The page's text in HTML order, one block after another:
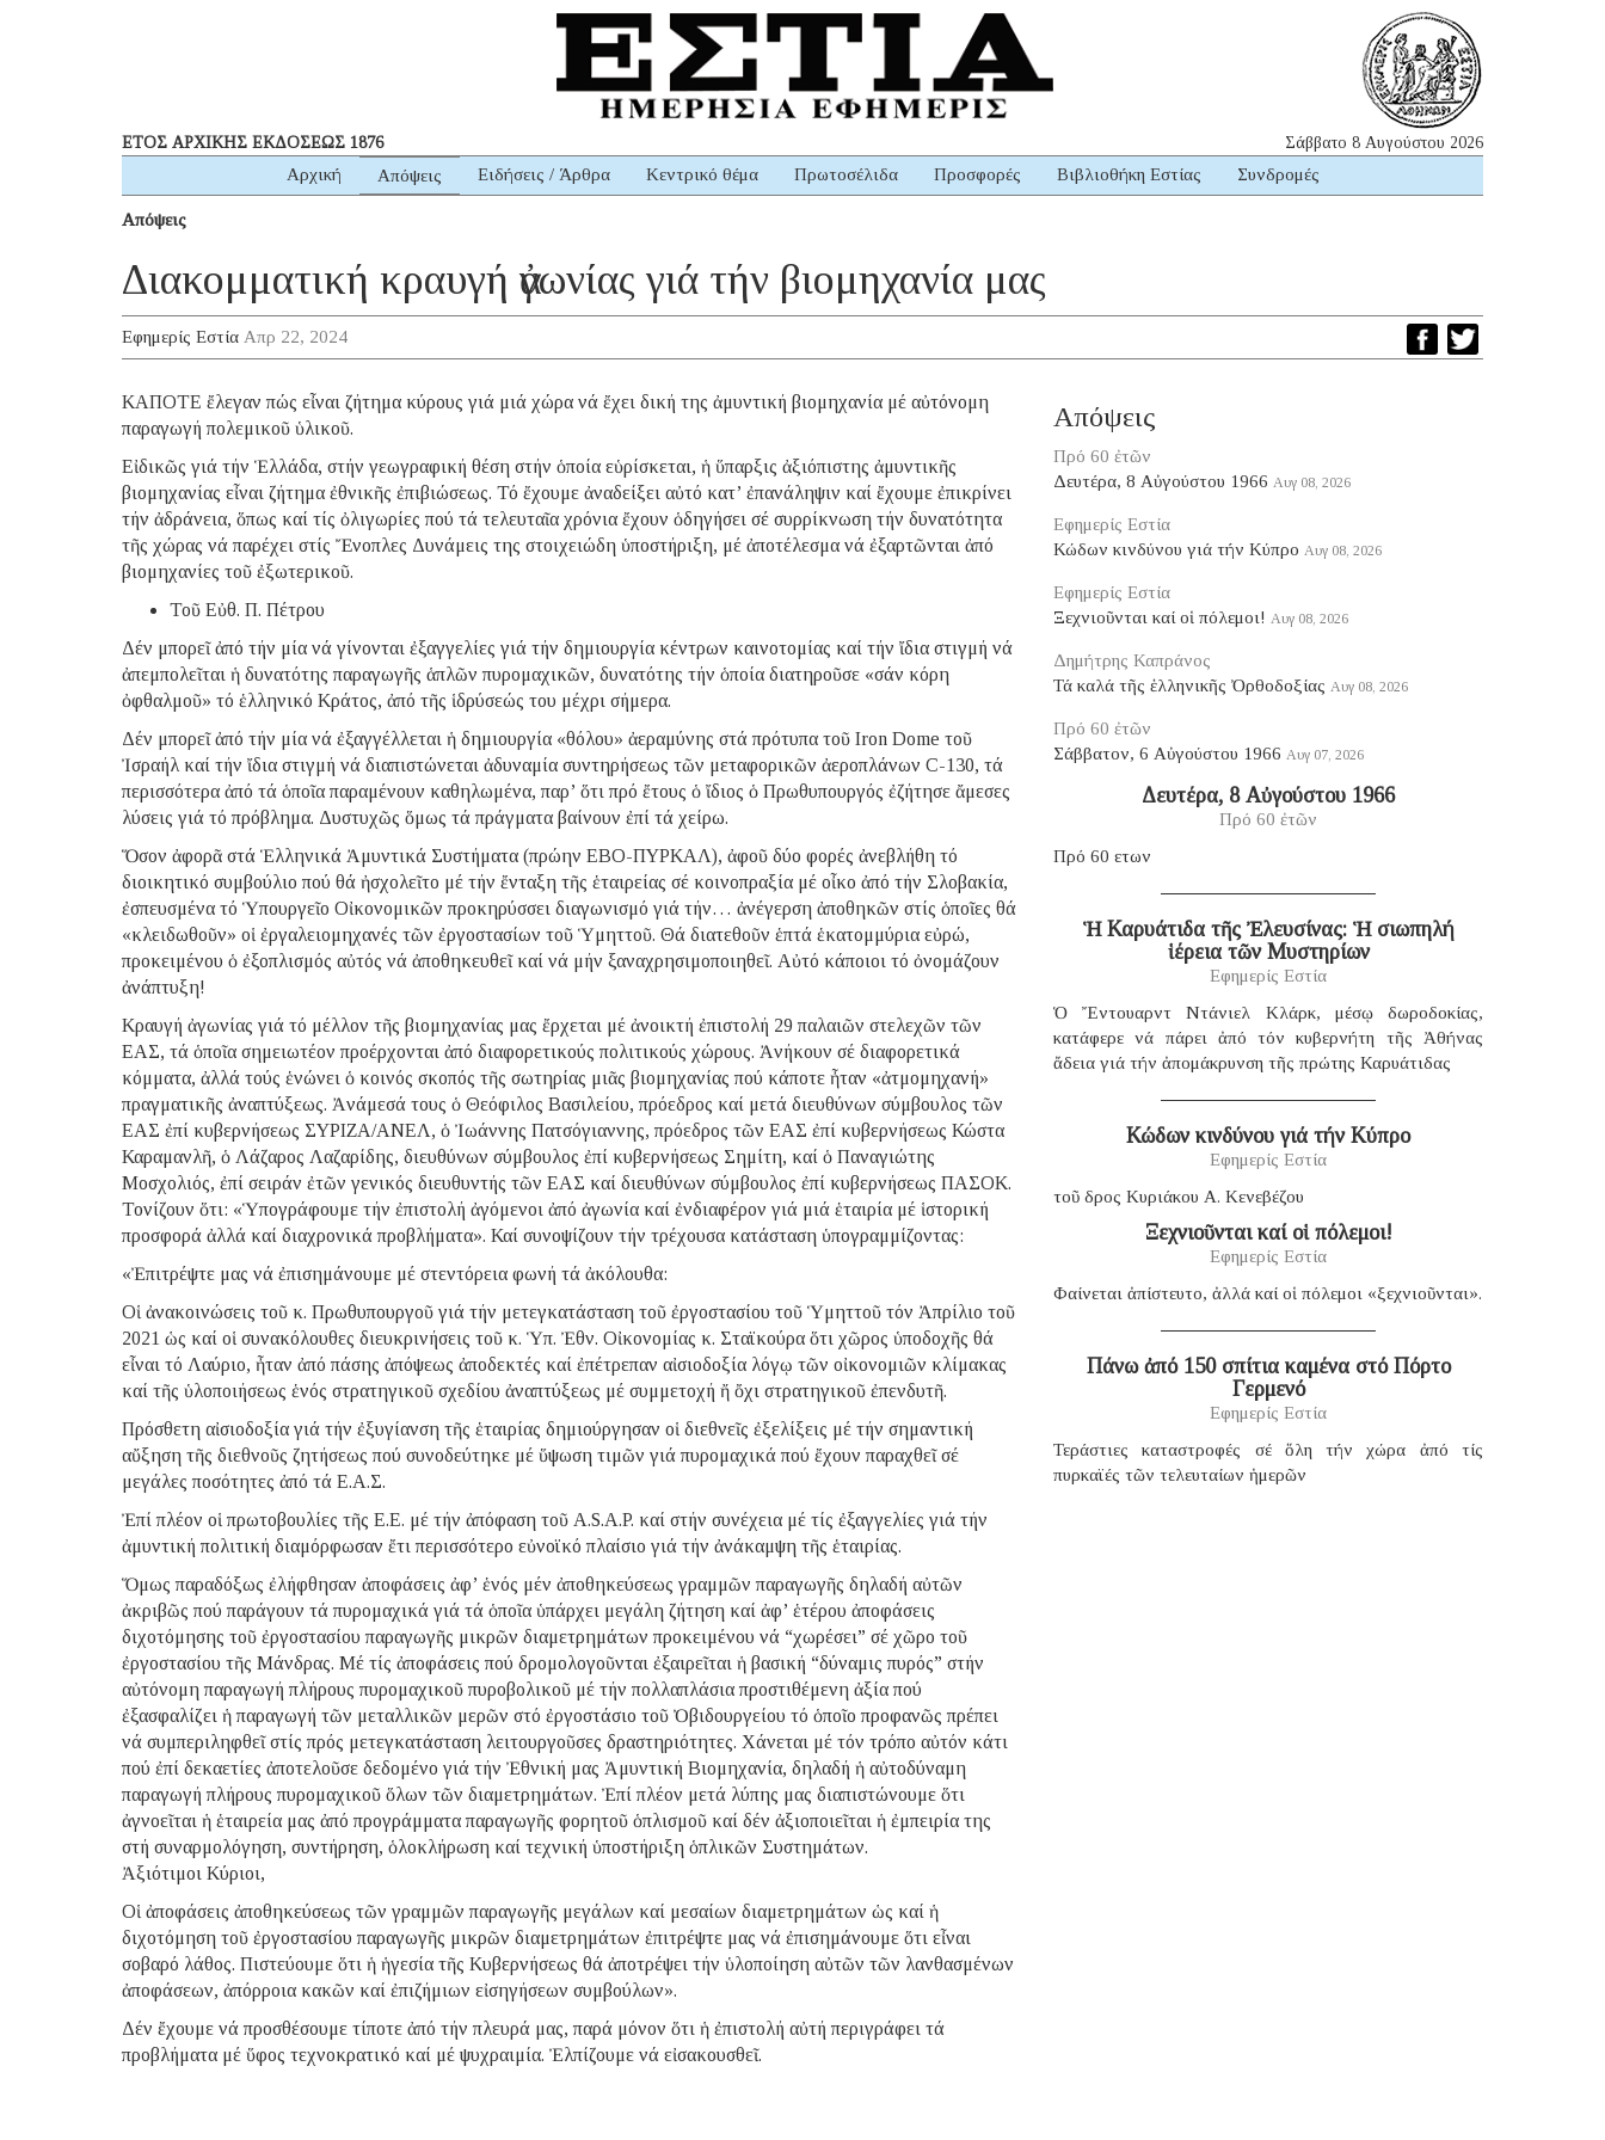
ΕΤΟΣ ΑΡΧΙΚΗΣ ΕΚΔΟΣΕΩΣ 1876 Σάββατο 8 Αυγούστου 2026
Αρχική Απόψεις Ειδήσεις / Άρθρα Κεντρικό θέμα Πρωτοσέλιδα Προσφορές Βιβλιοθήκη Εστίας Συνδρομές
Απόψεις
Διακομματική κραυγή ἀγωνίας γιά τήν βιομηχανία μας
Εφημερίς Εστία Απρ 22, 2024
ΚΑΠΟΤΕ ἔλεγαν πώς εἶναι ζήτημα κύρους γιά μιά χώρα νά ἔχει δική της ἀμυντική βιομηχανία μέ αὐτόνομη
παραγωγή πολεμικοῦ ὑλικοῦ.
Εἰδικῶς γιά τήν Ἑλλάδα, στήν γεωγραφική θέση στήν ὁποία εὑρίσκεται, ἡ ὕπαρξις ἀξιόπιστης ἀμυντικῆς
βιομηχανίας εἶναι ζήτημα ἐθνικῆς ἐπιβιώσεως. Τό ἔχουμε ἀναδείξει αὐτό κατ’ ἐπανάληψιν καί ἔχουμε ἐπικρίνει
τήν ἀδράνεια, ὅπως καί τίς ὀλιγωρίες πού τά τελευταῖα χρόνια ἔχουν ὁδηγήσει σέ συρρίκνωση τήν δυνατότητα
τῆς χώρας νά παρέχει στίς Ἔνοπλες Δυνάμεις της στοιχειώδη ὑποστήριξη, μέ ἀποτέλεσμα νά ἐξαρτῶνται ἀπό
βιομηχανίες τοῦ ἐξωτερικοῦ.
Τοῦ Εὐθ. Π. Πέτρου
Δέν μπορεῖ ἀπό τήν μία νά γίνονται ἐξαγγελίες γιά τήν δημιουργία κέντρων καινοτομίας καί τήν ἴδια στιγμή νά
ἀπεμπολεῖται ἡ δυνατότης παραγωγῆς ἁπλῶν πυρομαχικῶν, δυνατότης τήν ὁποία διατηροῦσε «σάν κόρη
ὀφθαλμοῦ» τό ἑλληνικό Κράτος, ἀπό τῆς ἱδρύσεώς του μέχρι σήμερα.
Δέν μπορεῖ ἀπό τήν μία νά ἐξαγγέλλεται ἡ δημιουργία «θόλου» ἀεραμύνης στά πρότυπα τοῦ Iron Dome τοῦ
Ἰσραήλ καί τήν ἴδια στιγμή νά διαπιστώνεται ἀδυναμία συντηρήσεως τῶν μεταφορικῶν ἀεροπλάνων C-130, τά
περισσότερα ἀπό τά ὁποῖα παραμένουν καθηλωμένα, παρ’ ὅτι πρό ἔτους ὁ ἴδιος ὁ Πρωθυπουργός ἐζήτησε ἄμεσες
λύσεις γιά τό πρόβλημα. Δυστυχῶς ὅμως τά πράγματα βαίνουν ἐπί τά χείρω.
Ὅσον ἀφορᾶ στά Ἑλληνικά Ἀμυντικά Συστήματα (πρώην ΕΒΟ-ΠΥΡΚΑΛ), ἀφοῦ δύο φορές ἀνεβλήθη τό
διοικητικό συμβούλιο πού θά ἠσχολεῖτο μέ τήν ἔνταξη τῆς ἑταιρείας σέ κοινοπραξία μέ οἶκο ἀπό τήν Σλοβακία,
ἐσπευσμένα τό Ὑπουργεῖο Οἰκονομικῶν προκηρύσσει διαγωνισμό γιά τήν… ἀνέγερση ἀποθηκῶν στίς ὁποῖες θά
«κλειδωθοῦν» οἱ ἐργαλειομηχανές τῶν ἐργοστασίων τοῦ Ὑμηττοῦ. Θά διατεθοῦν ἑπτά ἑκατομμύρια εὐρώ,
προκειμένου ὁ ἐξοπλισμός αὐτός νά ἀποθηκευθεῖ καί νά μήν ξαναχρησιμοποιηθεῖ. Αὐτό κάποιοι τό ὀνομάζουν
ἀνάπτυξη!
Κραυγή ἀγωνίας γιά τό μέλλον τῆς βιομηχανίας μας ἔρχεται μέ ἀνοικτή ἐπιστολή 29 παλαιῶν στελεχῶν τῶν
ΕΑΣ, τά ὁποῖα σημειωτέον προέρχονται ἀπό διαφορετικούς πολιτικούς χώρους. Ἀνήκουν σέ διαφορετικά
κόμματα, ἀλλά τούς ἑνώνει ὁ κοινός σκοπός τῆς σωτηρίας μιᾶς βιομηχανίας πού κάποτε ἦταν «ἀτμομηχανή»
πραγματικῆς ἀναπτύξεως. Ἀνάμεσά τους ὁ Θεόφιλος Βασιλείου, πρόεδρος καί μετά διευθύνων σύμβουλος τῶν
ΕΑΣ ἐπί κυβερνήσεως ΣΥΡΙΖΑ/ΑΝΕΛ, ὁ Ἰωάννης Πατσόγιαννης, πρόεδρος τῶν ΕΑΣ ἐπί κυβερνήσεως Κώστα
Καραμανλῆ, ὁ Λάζαρος Λαζαρίδης, διευθύνων σύμβουλος ἐπί κυβερνήσεως Σημίτη, καί ὁ Παναγιώτης
Μοσχολιός, ἐπί σειράν ἐτῶν γενικός διευθυντής τῶν ΕΑΣ καί διευθύνων σύμβουλος ἐπί κυβερνήσεως ΠΑΣΟΚ.
Τονίζουν ὅτι: «Ὑπογράφουμε τήν ἐπιστολή ἀγόμενοι ἀπό ἀγωνία καί ἐνδιαφέρον γιά μιά ἑταιρία μέ ἱστορική
προσφορά ἀλλά καί διαχρονικά προβλήματα». Καί συνοψίζουν τήν τρέχουσα κατάσταση ὑπογραμμίζοντας:
«Ἐπιτρέψτε μας νά ἐπισημάνουμε μέ στεντόρεια φωνή τά ἀκόλουθα:
Οἱ ἀνακοινώσεις τοῦ κ. Πρωθυπουργοῦ γιά τήν μετεγκατάσταση τοῦ ἐργοστασίου τοῦ Ὑμηττοῦ τόν Ἀπρίλιο τοῦ
2021 ὡς καί οἱ συνακόλουθες διευκρινήσεις τοῦ κ. Ὑπ. Ἐθν. Οἰκονομίας κ. Σταϊκούρα ὅτι χῶρος ὑποδοχῆς θά
εἶναι τό Λαύριο, ἦταν ἀπό πάσης ἀπόψεως ἀποδεκτές καί ἐπέτρεπαν αἰσιοδοξία λόγῳ τῶν οἰκονομιῶν κλίμακας
καί τῆς ὑλοποιήσεως ἑνός στρατηγικοῦ σχεδίου ἀναπτύξεως μέ συμμετοχή ἤ ὄχι στρατηγικοῦ ἐπενδυτῆ.
Πρόσθετη αἰσιοδοξία γιά τήν ἐξυγίανση τῆς ἑταιρίας δημιούργησαν οἱ διεθνεῖς ἐξελίξεις μέ τήν σημαντική
αὔξηση τῆς διεθνοῦς ζητήσεως πού συνοδεύτηκε μέ ὕψωση τιμῶν γιά πυρομαχικά πού ἔχουν παραχθεῖ σέ
μεγάλες ποσότητες ἀπό τά Ε.Α.Σ.
Ἐπί πλέον οἱ πρωτοβουλίες τῆς Ε.Ε. μέ τήν ἀπόφαση τοῦ A.S.A.P. καί στήν συνέχεια μέ τίς ἐξαγγελίες γιά τήν
ἀμυντική πολιτική διαμόρφωσαν ἔτι περισσότερο εὐνοϊκό πλαίσιο γιά τήν ἀνάκαμψη τῆς ἑταιρίας.
Ὅμως παραδόξως ἐλήφθησαν ἀποφάσεις ἀφ’ ἑνός μέν ἀποθηκεύσεως γραμμῶν παραγωγῆς δηλαδή αὐτῶν
ἀκριβῶς πού παράγουν τά πυρομαχικά γιά τά ὁποῖα ὑπάρχει μεγάλη ζήτηση καί ἀφ’ ἑτέρου ἀποφάσεις
διχοτόμησης τοῦ ἐργοστασίου παραγωγῆς μικρῶν διαμετρημάτων προκειμένου νά “χωρέσει” σέ χῶρο τοῦ
ἐργοστασίου τῆς Μάνδρας. Μέ τίς ἀποφάσεις πού δρομολογοῦνται ἐξαιρεῖται ἡ βασική “δύναμις πυρός” στήν
αὐτόνομη παραγωγή πλήρους πυρομαχικοῦ πυροβολικοῦ μέ τήν πολλαπλάσια προστιθέμενη ἀξία πού
ἐξασφαλίζει ἡ παραγωγή τῶν μεταλλικῶν μερῶν στό ἐργοστάσιο τοῦ Ὀβιδουργείου τό ὁποῖο προφανῶς πρέπει
νά συμπεριληφθεῖ στίς πρός μετεγκατάσταση λειτουργοῦσες δραστηριότητες. Χάνεται μέ τόν τρόπο αὐτόν κάτι
πού ἐπί δεκαετίες ἀποτελοῦσε δεδομένο γιά τήν Ἐθνική μας Ἀμυντική Βιομηχανία, δηλαδή ἡ αὐτοδύναμη
παραγωγή πλήρους πυρομαχικοῦ ὅλων τῶν διαμετρημάτων. Ἐπί πλέον μετά λύπης μας διαπιστώνουμε ὅτι
ἀγνοεῖται ἡ ἑταιρεία μας ἀπό προγράμματα παραγωγῆς φορητοῦ ὁπλισμοῦ καί δέν ἀξιοποιεῖται ἡ ἐμπειρία της
στή συναρμολόγηση, συντήρηση, ὁλοκλήρωση καί τεχνική ὑποστήριξη ὁπλικῶν Συστημάτων.
Ἀξιότιμοι Κύριοι,
Οἱ ἀποφάσεις ἀποθηκεύσεως τῶν γραμμῶν παραγωγῆς μεγάλων καί μεσαίων διαμετρημάτων ὡς καί ἡ
διχοτόμηση τοῦ ἐργοστασίου παραγωγῆς μικρῶν διαμετρημάτων ἐπιτρέψτε μας νά ἐπισημάνουμε ὅτι εἶναι
σοβαρό λάθος. Πιστεύουμε ὅτι ἡ ἡγεσία τῆς Κυβερνήσεως θά ἀποτρέψει τήν ὑλοποίηση αὐτῶν τῶν λανθασμένων
ἀποφάσεων, ἀπόρροια κακῶν καί ἐπιζήμιων εἰσηγήσεων συμβούλων».
Δέν ἔχουμε νά προσθέσουμε τίποτε ἀπό τήν πλευρά μας, παρά μόνον ὅτι ἡ ἐπιστολή αὐτή περιγράφει τά
προβλήματα μέ ὕφος τεχνοκρατικό καί μέ ψυχραιμία. Ἐλπίζουμε νά εἰσακουσθεῖ.
Απόψεις
Πρό 60 ἐτῶν
Δευτέρα, 8 Αὐγούστου 1966 Αυγ 08, 2026
Εφημερίς Εστία
Κώδων κινδύνου γιά τήν Κύπρο Αυγ 08, 2026
Εφημερίς Εστία
Ξεχνιοῦνται καί οἱ πόλεμοι! Αυγ 08, 2026
Δημήτρης Καπράνος
Τά καλά τῆς ἑλληνικῆς Ὀρθοδοξίας Αυγ 08, 2026
Πρό 60 ἐτῶν
Σάββατον, 6 Αὐγούστου 1966 Αυγ 07, 2026
Δευτέρα, 8 Αὐγούστου 1966
Πρό 60 ἐτῶν
Πρό 60 ετων
Ἡ Καρυάτιδα τῆς Ἐλευσίνας: Ἡ σιωπηλή
ἱέρεια τῶν Μυστηρίων
Εφημερίς Εστία
Ὁ Ἔντουαρντ Ντάνιελ Κλάρκ, μέσῳ δωροδοκίας,
κατάφερε νά πάρει ἀπό τόν κυβερνήτη τῆς Ἀθήνας
ἄδεια γιά τήν ἀπομάκρυνση τῆς πρώτης Καρυάτιδας
Κώδων κινδύνου γιά τήν Κύπρο
Εφημερίς Εστία
τοῦ δρος Κυριάκου Α. Κενεβέζου
Ξεχνιοῦνται καί οἱ πόλεμοι!
Εφημερίς Εστία
Φαίνεται ἀπίστευτο, ἀλλά καί οἱ πόλεμοι «ξεχνιοῦνται».
Πάνω ἀπό 150 σπίτια καμένα στό Πόρτο
Γερμενό
Εφημερίς Εστία
Τεράστιες καταστροφές σέ ὅλη τήν χώρα ἀπό τίς
πυρκαϊές τῶν τελευταίων ἡμερῶν